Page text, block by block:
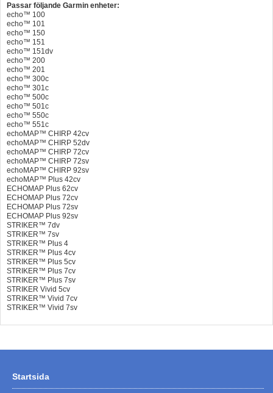
LAGERRENSING
Begagnade Motorer & Båtar
Passar följande Garmin enheter:
echo™ 100
echo™ 101
echo™ 150
echo™ 151
echo™ 151dv
echo™ 200
echo™ 201
echo™ 300c
echo™ 301c
echo™ 500c
echo™ 501c
echo™ 550c
echo™ 551c
echoMAP™ CHIRP 42cv
echoMAP™ CHIRP 52dv
echoMAP™ CHIRP 72cv
echoMAP™ CHIRP 72sv
echoMAP™ CHIRP 92sv
echoMAP™ Plus 42cv
ECHOMAP Plus 62cv
ECHOMAP Plus 72cv
ECHOMAP Plus 72sv
ECHOMAP Plus 92sv
STRIKER™ 7dv
STRIKER™ 7sv
STRIKER™ Plus 4
STRIKER™ Plus 4cv
STRIKER™ Plus 5cv
STRIKER™ Plus 7cv
STRIKER™ Plus 7sv
STRIKER Vivid 5cv
STRIKER™ Vivid 7cv
STRIKER™ Vivid 7sv
Startsida